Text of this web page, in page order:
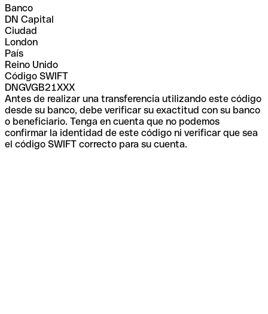
Banco
DN Capital
Ciudad
London
País
Reino Unido
Código SWIFT
DNGVGB21XXX
Antes de realizar una transferencia utilizando este código
desde su banco, debe verificar su exactitud con su banco
o beneficiario. Tenga en cuenta que no podemos
confirmar la identidad de este código ni verificar que sea
el código SWIFT correcto para su cuenta.